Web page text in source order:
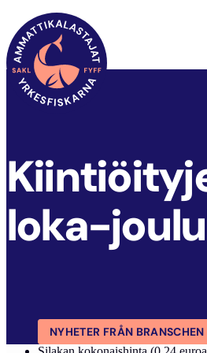
FYFF ARTIKLAR
loka-
NYHETER FRÅN BRANSCHEN